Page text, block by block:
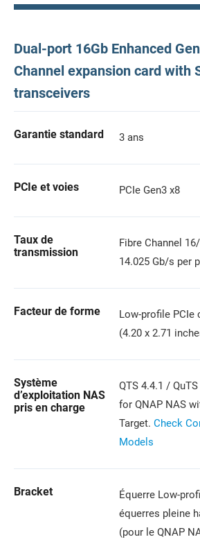
Dual-port 16Gb Enhanced
Channel expansion card with
transceivers
Garantie standard 3 ans
PCIe et voies PCIe Gen3 x8
Taux de
transmission
Fibre Channel
14.025 Gb/s per
Facteur de forme
Low-profile PCIe
(4.20 x 2.71
Système
d’exploitation NAS
pris en charge
QTS 4.4.1 /
for QNAP NAS
Target. Check
Models
Bracket
Équerre Low-
équerres pleine
(pour le QNAP